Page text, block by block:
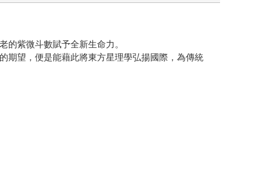
紫微斗數賦予全新生命力。
期望，便是能藉此將東方星理學弘揚國際，為傳統